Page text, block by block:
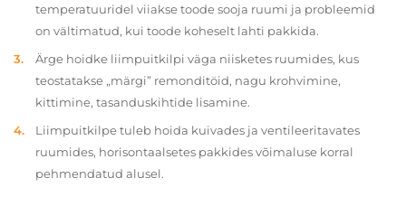
temperatuuridel viiakse toode sooja ruumi ja probleemid
on vältimatud, kui toode koheselt lahti pakkida.
Ärge hoidke liimpuitkilpi väga niisketes ruumides, kus
teostatakse „märgi” remonditöid, nagu krohvimine,
kittimine, tasanduskihtide lisamine.
Liimpuitkilpe tuleb hoida kuivades ja ventileeritavates
ruumides, horisontaalsetes pakkides võimaluse korral
pehmendatud alusel.